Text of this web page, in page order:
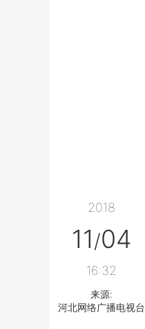
2018
11/04
16:32
来源:
河北网络广播电视台